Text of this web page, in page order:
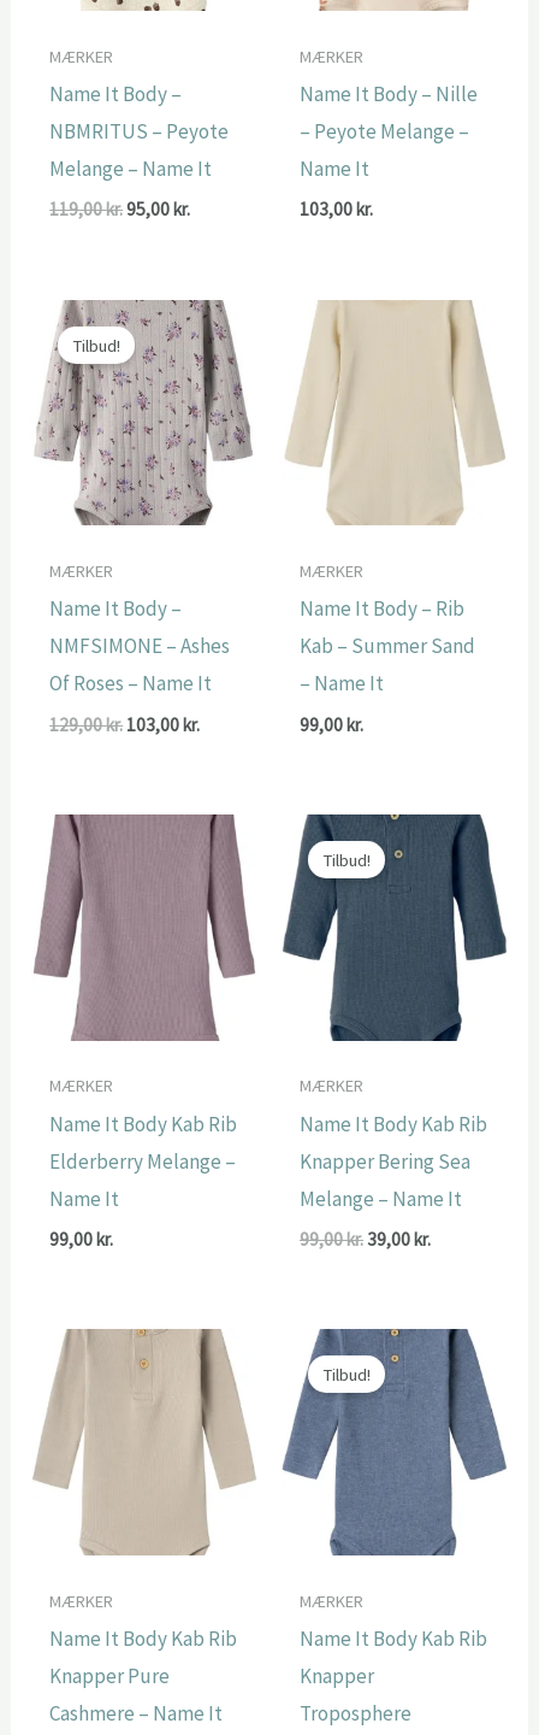
MÆRKER
Name It Body –
NBMRITUS – Peyote
Melange – Name It
119,00kr.Den
119,00 kr..
95,00 kr.Den
95,00 kr..
MÆRKER
Name It Body – Nille
– Peyote Melange –
Name It
103,00 kr.
Tilbud!
MÆRKER
Name It Body –
NMFSIMONE – Ashes
Of Roses – Name It
129,00kr. Den
129,00 kr..
103,00kr.Den
103,00 kr..
MÆRKER
Name It Body – Rib
Kab – Summer Sand
– Name It
99,00kr.
MÆRKER
Name It Body Kab Rib
Elderberry Melange –
Name It
99,00kr.
Tilbud!
MÆRKER
Name It Body Kab Rib
Knapper Bering Sea
Melange – Name It
99,00kr.Den
99,00 kr..
39,00kr.Den
39,00 kr..
MÆRKER
Name It Body Kab Rib
Knapper Pure
Cashmere – Name It
Tilbud!
MÆRKER
Name It Body Kab Rib
Knapper
Troposphere